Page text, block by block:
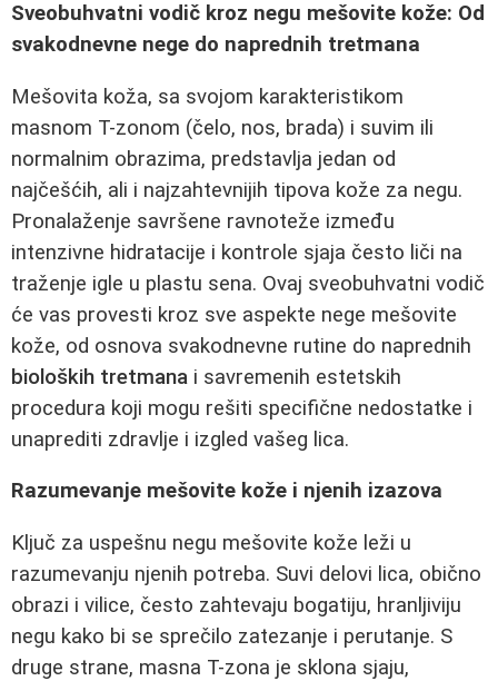
Sveobuhvatni vodič kroz negu mešovite kože: Od
svakodnevne nege do naprednih tretmana
Mešovita koža, sa svojom karakteristikom
masnom T-zonom (čelo, nos, brada) i suvim ili
normalnim obrazima, predstavlja jedan od
najčešćih, ali i najzahtevnijih tipova kože za negu.
Pronalaženje savršene ravnoteže između
intenzivne hidratacije i kontrole sjaja često liči na
traženje igle u plastu sena. Ovaj sveobuhvatni vodič
će vas provesti kroz sve aspekte nege mešovite
kože, od osnova svakodnevne rutine do naprednih
bioloških tretmana i savremenih estetskih
procedura koji mogu rešiti specifične nedostatke i
unaprediti zdravlje i izgled vašeg lica.
Razumevanje mešovite kože i njenih izazova
Ključ za uspešnu negu mešovite kože leži u
razumevanju njenih potreba. Suvi delovi lica, obično
obrazi i vilice, često zahtevaju bogatiju, hranljiviju
negu kako bi se sprečilo zatezanje i perutanje. S
druge strane, masna T-zona je sklona sjaju,